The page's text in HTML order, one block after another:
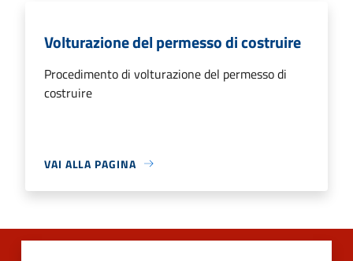
Volturazione del permesso di costruire
Procedimento di volturazione del permesso di
costruire
VAI ALLA PAGINA